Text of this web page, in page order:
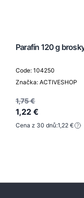
Parafín 120 g
Code: 104250
Značka: ACTIVESHOP
1,75 €
1,22 €
Cena z 30 dnů:1,22 €